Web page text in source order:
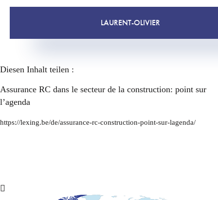
LAURENT-OLIVIER
Diesen Inhalt teilen :
Assurance RC dans le secteur de la construction: point sur
l’agenda
https://lexing.be/de/assurance-rc-construction-point-sur-lagenda/